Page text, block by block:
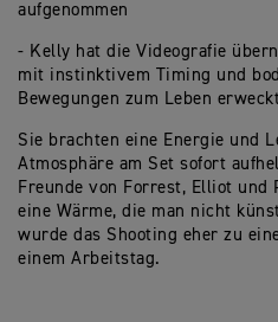
aufgenommen
- Kelly hat die Videografie
mit instinktivem Timing und
Bewegungen zum Leben
Sie brachten eine Energie und
Atmosphäre am Set sofort
Freunde von Forrest, Elliot und
eine Wärme, die man nicht
wurde das Shooting eher zu
einem Arbeitstag.